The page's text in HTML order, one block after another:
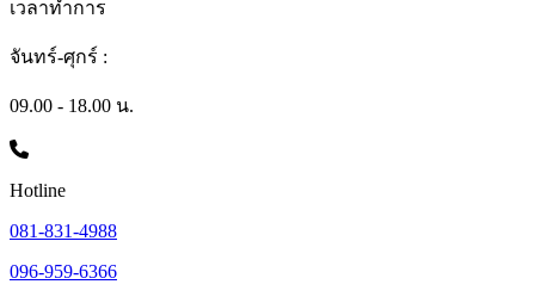
เวลาทำการ
จันทร์-ศุกร์ :
09.00 - 18.00 น.
Hotline
081-831-4988
096-959-6366